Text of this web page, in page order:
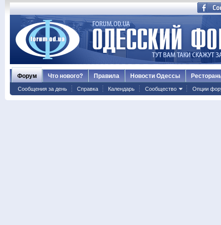
Форум
Сообщения за день Справка Календарь Сообщество Опции
Что нового? Правила Новости Одессы